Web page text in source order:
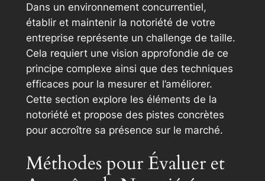
Dans un environnement concurrentiel,
établir et maintenir la notoriété de votre
entreprise représente un challenge de taille.
Cela requiert une vision approfondie de ce
principe complexe ainsi que des techniques
efficaces pour la mesurer et l’améliorer.
Cette section explore les éléments de la
notoriété et propose des pistes concrètes
pour accroître sa présence sur le marché.
Méthodes pour Évaluer et